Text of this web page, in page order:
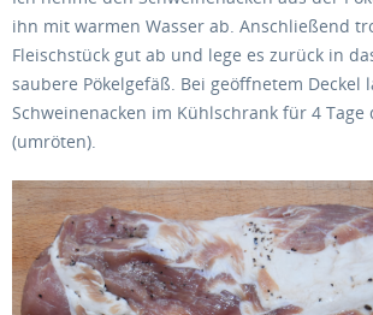
ihn mit warmen Wasser ab. Anschließend
Fleischstück gut ab und lege es zurück in
saubere Pökelgefäß. Bei geöffnetem Deckel
Schweinenacken im Kühlschrank für 4
(umröten).